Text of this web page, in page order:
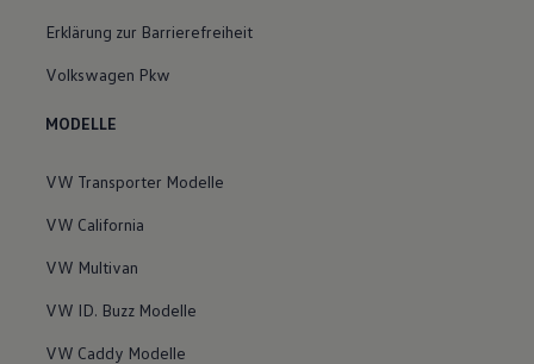
Erklärung zur Barrierefreiheit
Volkswagen Pkw
MODELLE
VW Transporter Modelle
VW California
VW Multivan
VW ID. Buzz Modelle
VW Caddy Modelle